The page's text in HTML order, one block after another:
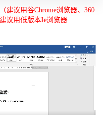
建议用谷Chrome浏览器、360
议用低版本Ie浏览器